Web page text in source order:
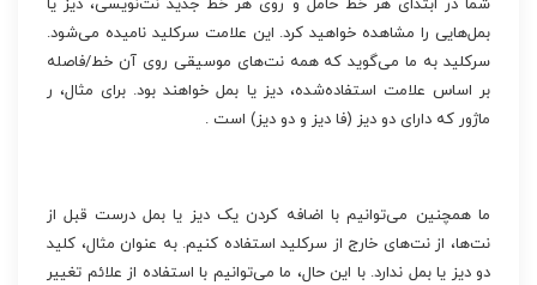
شما در ابتدای هر خط حامل و روی هر خط جدید نت‌نویسی، دیز یا
بمل‌هایی را مشاهده خواهید کرد. این علامت سرکلید نامیده می‌شود.
سرکلید به ما می‌گوید که همه نت‌های موسیقی روی آن خط/فاصله
بر اساس علامت استفاده‌شده، دیز یا بمل خواهند بود. برای مثال، ر
ماژور که دارای دو دیز (فا دیز و دو دیز) است .
ما همچنین می‌توانیم با اضافه کردن یک دیز یا بمل درست قبل از
نت‌ها، از نت‌های خارج از سرکلید استفاده کنیم. به عنوان مثال، کلید
دو دیز یا بمل ندارد. با این حال، ما می‌توانیم با استفاده از علائم تغییر